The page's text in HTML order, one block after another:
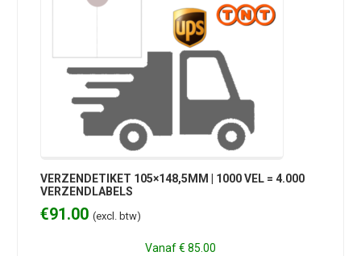
VERZENDETIKET 105×148,5MM | 1000 VEL = 4.000
VERZENDLABELS
€91.00 (excl. btw)
Vanaf€ 85.00